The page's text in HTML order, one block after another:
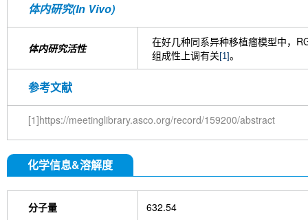
体内研究(In Vivo)
体内研究活性
在好几种同系异种移植瘤模型中，
组成性上调有关 [1]。
参考文献
[1]https://meetinglibrary.asco.org/record/159200/abstract
化学信息&溶解度
分子量 632.54